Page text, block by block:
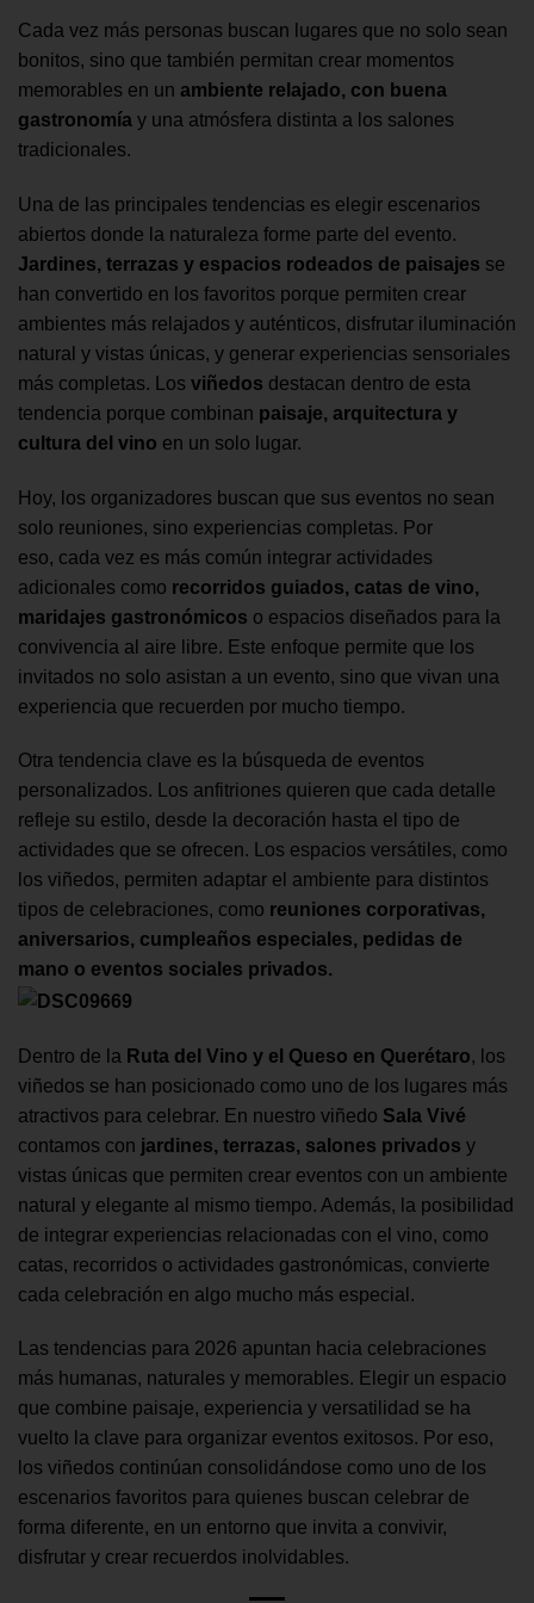
Cada vez más personas buscan lugares que no solo sean
bonitos, sino que también permitan crear momentos
memorables en un ambiente relajado, con buena
gastronomía y una atmósfera distinta a los salones
tradicionales.
Una de las principales tendencias es elegir escenarios
abiertos donde la naturaleza forme parte del evento.
Jardines, terrazas y espacios rodeados de paisajes se
han convertido en los favoritos porque permiten crear
ambientes más relajados y auténticos, disfrutar iluminación
natural y vistas únicas, y generar experiencias sensoriales
más completas. Los viñedos destacan dentro de esta
tendencia porque combinan paisaje, arquitectura y
cultura del vino en un solo lugar.
Hoy, los organizadores buscan que sus eventos no sean
solo reuniones, sino experiencias completas. Por
eso, cada vez es más común integrar actividades
adicionales como recorridos guiados, catas de vino,
maridajes gastronómicos o espacios diseñados para la
convivencia al aire libre. Este enfoque permite que los
invitados no solo asistan a un evento, sino que vivan una
experiencia que recuerden por mucho tiempo.
Otra tendencia clave es la búsqueda de eventos
personalizados. Los anfitriones quieren que cada detalle
refleje su estilo, desde la decoración hasta el tipo de
actividades que se ofrecen. Los espacios versátiles, como
los viñedos, permiten adaptar el ambiente para distintos
tipos de celebraciones, como reuniones corporativas,
aniversarios, cumpleaños especiales, pedidas de
mano o eventos sociales privados.
Dentro de la Ruta del Vino y el Queso en Querétaro, los
viñedos se han posicionado como uno de los lugares más
atractivos para celebrar. En nuestro viñedo Sala Vivé
contamos con jardines, terrazas, salones privados y
vistas únicas que permiten crear eventos con un ambiente
natural y elegante al mismo tiempo. Además, la posibilidad
de integrar experiencias relacionadas con el vino, como
catas, recorridos o actividades gastronómicas, convierte
cada celebración en algo mucho más especial.
Las tendencias para 2026 apuntan hacia celebraciones
más humanas, naturales y memorables. Elegir un espacio
que combine paisaje, experiencia y versatilidad se ha
vuelto la clave para organizar eventos exitosos. Por eso,
los viñedos continúan consolidándose como uno de los
escenarios favoritos para quienes buscan celebrar de
forma diferente, en un entorno que invita a convivir,
disfrutar y crear recuerdos inolvidables.